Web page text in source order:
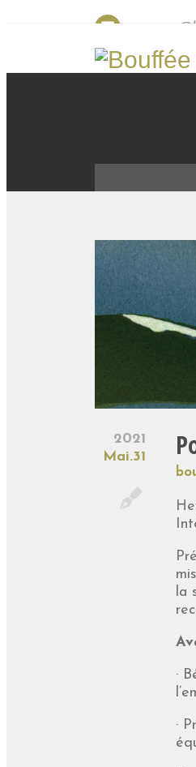
2021
Mai.31
la
·
·